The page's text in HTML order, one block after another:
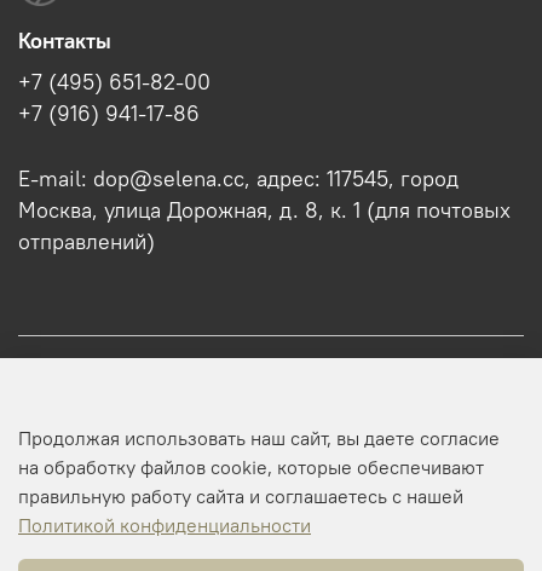
Оптовикам
Профиль
Контакты
+7 (495) 651-82-00
+7 (916) 941-17-86
E-mail: dop@selena.cc, адрес: 117545, город
Москва, улица Дорожная, д. 8, к. 1 (для почтовых
отправлений)
Продолжая использовать наш сайт, вы даете согласие
на обработку файлов cookie, которые обеспечивают
правильную работу сайта и соглашаетесь с нашей
Политикой конфиденциальности